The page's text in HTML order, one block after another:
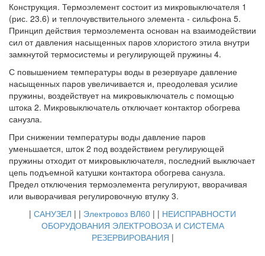
Конструкция. Термоэлемент состоит из микровыключателя 1
(рис. 23.6) и теплочувствительного элемента - сильфона 5.
Принцип действия термоэлемента основан на взаимодействии
сил от давления насыщенных паров хлористого этила внутри
замкнутой термосистемы и регулирующей пружины 4.
С повышением температуры воды в резервуаре давление
насыщенных паров увеличивается и, преодолевая усилие
пружины, воздействует на микровыключатель с помощью
штока 2. Микровыключатель отключает контактор обогрева
санузла.
При снижении температуры воды давление паров
уменьшается, шток 2 под воздействием регулирующей
пружины отходит от микровыключателя, последний выключает
цепь подъемной катушки контактора обогрева санузла.
Предел отключения термоэлемента регулируют, вворачивая
или выворачивая регулировочную втулку 3.
| САНУЗЕЛ | | Электровоз ВЛ60 | | НЕИСПРАВНОСТИ
ОБОРУДОВАНИЯ ЭЛЕКТРОВОЗА И СИСТЕМА
РЕЗЕРВИРОВАНИЯ |